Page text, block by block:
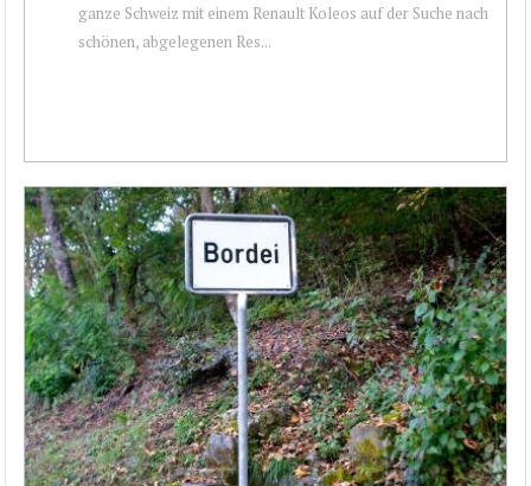
ganze Schweiz mit einem Renault Koleos auf der Suche nach
schönen, abgelegenen Res...